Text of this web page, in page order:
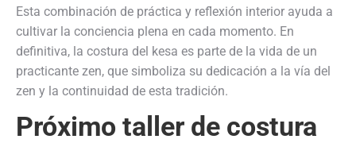
Esta combinación de práctica y reflexión interior ayuda a
cultivar la conciencia plena en cada momento. En
definitiva, la costura del kesa es parte de la vida de un
practicante zen, que simboliza su dedicación a la vía del
zen y la continuidad de esta tradición.
Próximo taller de costura